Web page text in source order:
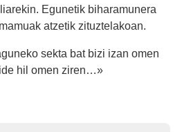
Egunetik biharamunera
atzetik zituztelakoan.
sekta bat bizi izan omen
hil omen ziren…»